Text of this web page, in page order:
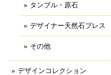
タンブル・原石
デザイナー天然石ブレス
その他
デザインコレクション